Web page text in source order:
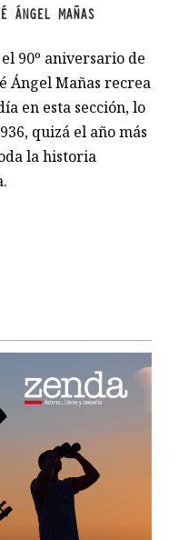
ÁNGEL MAÑAS
90º aniversario de
Ángel Mañas recrea
en esta sección, lo
quizá el año más
la historia